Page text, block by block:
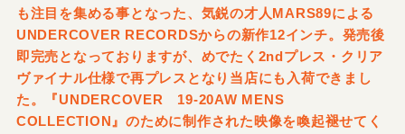
も注目を集める事となった、気鋭の才人MARS89による
UNDERCOVER RECORDSからの新作12インチ。発売後
即完売となっておりますが、めでたく2ndプレス・クリア
ヴァイナル仕様で再プレスとなり当店にも入荷できまし
た。『UNDERCOVER 19-20AW MENS
COLLECTION』のために制作された映像を喚起褪せてく